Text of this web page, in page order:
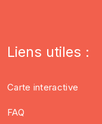
Liens utiles :
Carte interactive
FAQ